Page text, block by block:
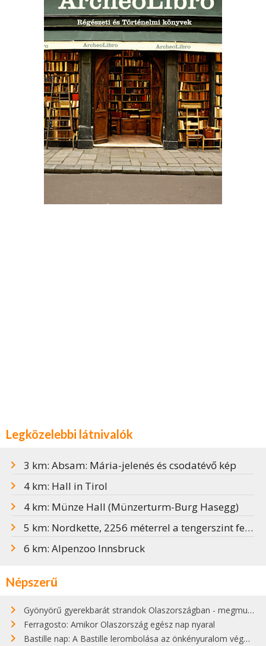
Legközelebbi látnivalók
3 km: Absam: Mária-jelenés és csodatévő kép
4 km: Hall in Tirol
4 km: Münze Hall (Münzerturm-Burg Hasegg)
5 km: Nordkette, 2256 méterrel a tengerszint felett
6 km: Alpenzoo Innsbruck
Népszerű
Gyönyörű gyerekbarát strandok Olaszországban - megmutatjuk a 15 legjobbat
Ferragosto: Amikor Olaszország egész nap nyaral
Bastille nap: A Bastille lerombolása az önkényuralom végét jelentette